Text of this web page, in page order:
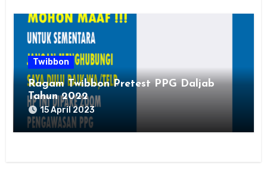
Twibbon
Ragam Twibbon Pretest PPG Daljab
Tahun 2022
15 April 2023